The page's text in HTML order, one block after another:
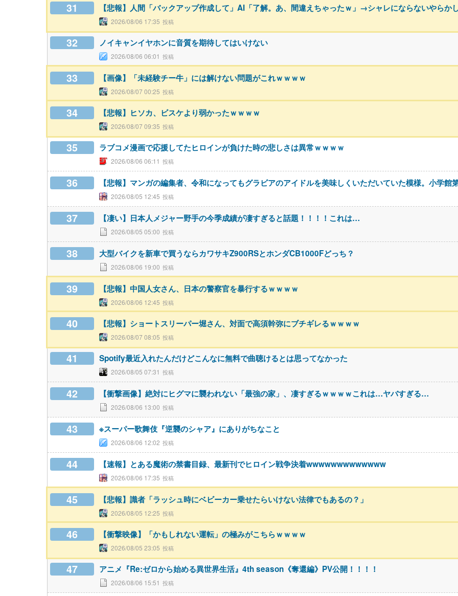
31 【悲報】人間「バックアップ作成して」AI「了解。あ、間違えちゃったｗ」→シャレにならないやらか
2026/08/06 17:35
32 ノイキャンイヤホンに音質を期待してはいけない
2026/08/06 06:01
33 【画像】「未経験チー牛」には解けない問題がこれｗｗｗｗ
2026/08/07 00:25
34 【悲報】ヒソカ、ビスケより弱かったｗｗｗｗ
2026/08/07 09:35
35 ラブコメ漫画で応援してたヒロインが負けた時の悲しさは異常ｗｗｗｗ
2026/08/06 06:11
36 【悲報】マンガの編集者、令和になってもグラビアのアイドルを美味しくいただいていた模様。小学館
2026/08/05 12:45
37 【凄い】日本人メジャー野手の今季成績が凄すぎると話題！！！！これは…
2026/08/05 05:00
38 大型バイクを新車で買うならカワサキZ900RSとホンダCB1000Fどっち？
2026/08/06 19:00
39 【悲報】中国人女さん、日本の警察官を暴行するｗｗｗｗ
2026/08/06 12:45
40 【悲報】ショートスリーパー堀さん、対面で高須幹弥にブチギレるｗｗｗｗ
2026/08/07 08:05
41 Spotify最近入れたんだけどこんなに無料で曲聴けるとは思ってなかった
2026/08/05 07:31
42 【衝撃画像】絶対にヒグマに襲われない「最強の家」、凄すぎるｗｗｗｗこれは…ヤバすぎる…
2026/08/06 13:00
43 ※スーパー歌舞伎『逆襲のシャア』にありがちなこと
2026/08/06 12:02
44 【速報】とある魔術の禁書目録、最新刊でヒロイン戦争決着wwwwwwwwwwwww
2026/08/06 17:35
45 【悲報】識者「ラッシュ時にベビーカー乗せたらいけない法律でもあるの？」
2026/08/05 12:25
46 【衝撃映像】「かもしれない運転」の極みがこちらｗｗｗｗ
2026/08/05 23:05
47 アニメ『Re:ゼロから始める異世界生活』4th season《奪還編》PV公開！！！！
2026/08/06 15:51